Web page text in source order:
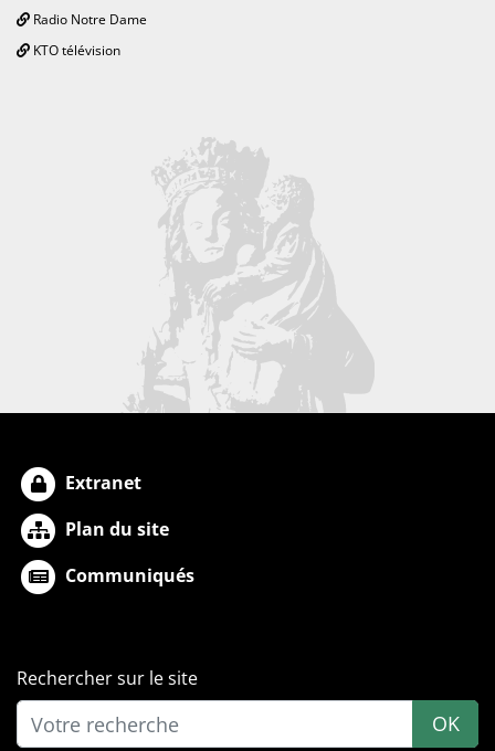
Radio Notre Dame
KTO télévision
Extranet
Plan du site
Communiqués
Rechercher sur le site
OK